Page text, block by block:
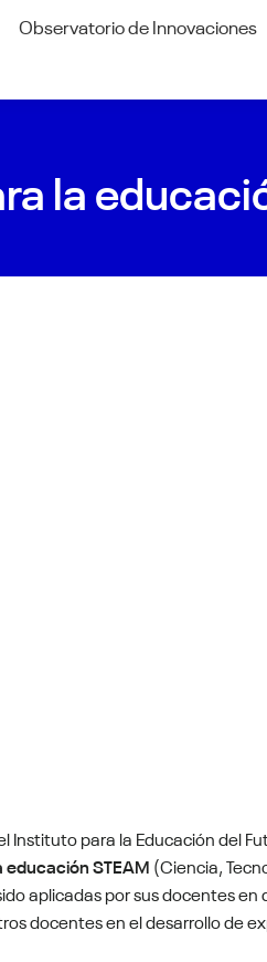
Observatorio de Innovaciones
la
Instituto para la Educación del
STEAM (Ciencia,
aplicadas por sus docentes
docentes en el desarrollo de